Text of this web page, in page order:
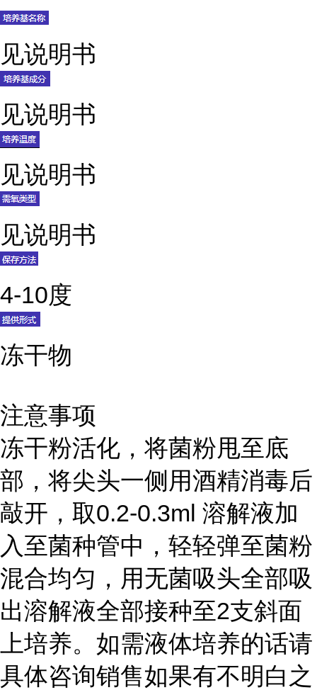
见说明书
见说明书
见说明书
见说明书
4-10度
冻干物
注意事项
冻干粉活化，将菌粉甩至底
部，将尖头一侧用酒精消毒后
敲开，取0.2-0.3ml 溶解液加
入至菌种管中，轻轻弹至菌粉
混合均匀，用无菌吸头全部吸
出溶解液全部接种至2支斜面
上培养。如需液体培养的话请
具体咨询销售如果有不明白之